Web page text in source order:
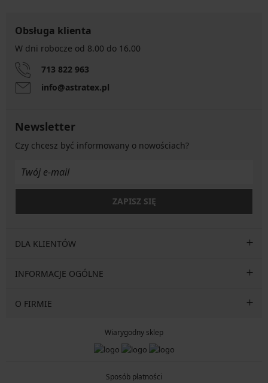
Obsługa klienta
W dni robocze od 8.00 do 16.00
713 822 963
info@astratex.pl
Newsletter
Czy chcesz być informowany o nowościach?
ZAPISZ SIĘ
DLA KLIENTÓW
INFORMACJE OGÓLNE
O FIRMIE
Wiarygodny sklep
Sposób płatności